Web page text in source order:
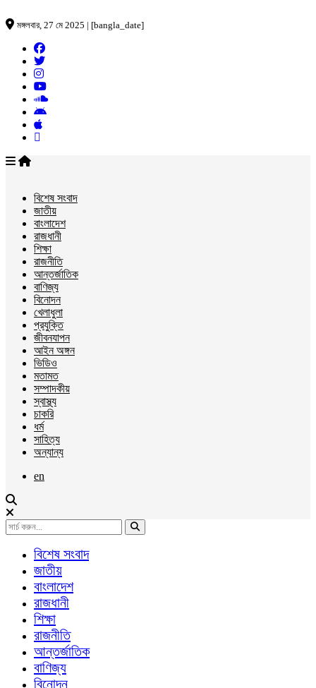
মঙ্গলবার, 27 মে 2025 | [bangla_date]
বিশেষ সংবাদ
জাতীয়
বাংলাদেশ
রাজধানী
শিক্ষা
রাজনীতি
আন্তর্জাতিক
বাণিজ্য
বিনোদন
খেলাধুলা
প্রযুক্তি
জীবনযাপন
আইন অঙ্গন
ভিডিও
মতামত
সম্পাদকীয়
স্বাস্থ্য
চাকরি
ধর্ম
সাহিত্য
অন্যান্য
en
বিশেষ সংবাদ
জাতীয়
বাংলাদেশ
রাজধানী
শিক্ষা
রাজনীতি
আন্তর্জাতিক
বাণিজ্য
বিনোদন